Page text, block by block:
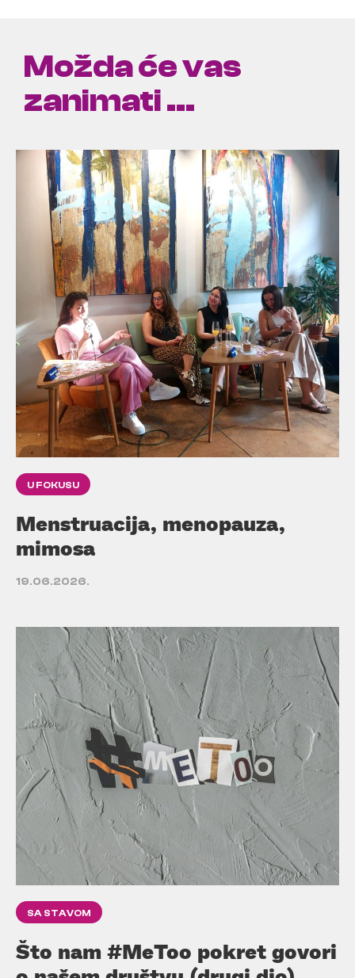
Možda će vas
zanimati ...
U FOKUSU
Menstruacija, menopauza,
mimosa
19.06.2026.
SA STAVOM
Što nam #MeToo pokret govori